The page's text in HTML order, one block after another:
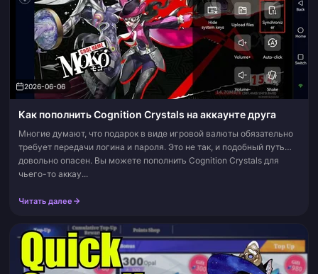
2026-06-06
Как пополнить Cognition Crystals на аккаунте друга
Многие думают, что подарок в виде игровой валюты обязательно
требует передачи логина и пароля. Это не так, и подобный путь
довольно опасен. Вы можете пополнить Cognition Crystals для
чьего-то аккау...
Читать далее